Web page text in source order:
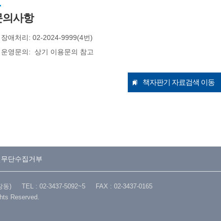
의사항
장애처리: 02-2024-9999(4번)
운영문의: 상기 이용문의 참고
책자판기 자료검색 이동
단수집거부
동) TEL : 02-3437-5092~5 FAX : 02-3437-0165
Reserved.